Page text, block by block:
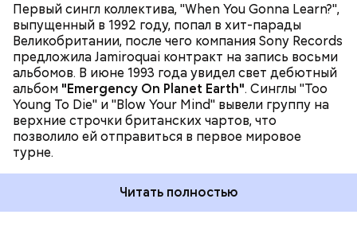
Первый сингл коллектива, "When You Gonna Learn?",
выпущенный в 1992 году, попал в хит-парады
Великобритании, после чего компания Sony Records
предложила Jamiroquai контракт на запись восьми
альбомов. В июне 1993 года увидел свет дебютный
альбом "Emergency On Planet Earth". Синглы "Too
Young To Die" и "Blow Your Mind" вывели группу на
верхние строчки британских чартов, что
позволило ей отправиться в первое мировое
турне.
Читать полностью